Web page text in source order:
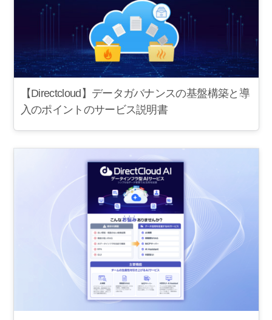
【Directcloud】データガバナンスの基盤構築と導
入のポイントのサービス説明書